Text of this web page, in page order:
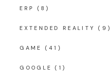
ERP (8)
EXTENDED REALITY (9)
GAME (41)
GOOGLE (1)